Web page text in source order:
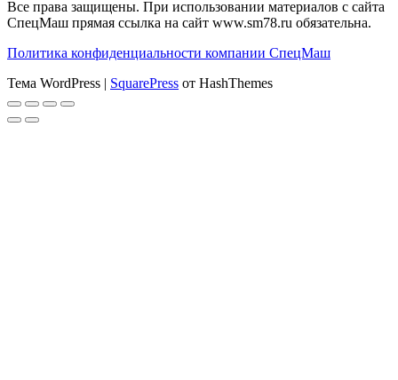
Все права защищены. При использовании материалов с сайта
СпецМаш прямая ссылка на сайт www.sm78.ru обязательна.
Политика конфиденциальности компании СпецМаш
Тема WordPress | SquarePress от HashThemes